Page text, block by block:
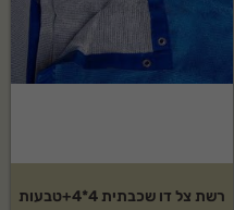
רשת צל דו שכבתית 4*4+טבעות